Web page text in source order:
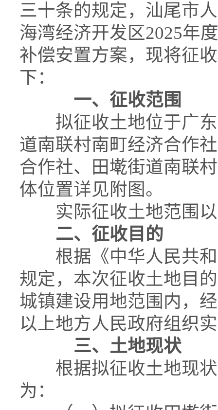
三十条的规定，汕尾市
海湾经济开发区2025年
补偿安置方案，现将征
下：
一、征收范围
拟征收土地位于广东
道南联村南町经济合作
合作社、田墘街道南联
体位置详见附图。
实际征收土地范围以
二、征收目的
根据《中华人民共和
规定，本次征收土地目
城镇建设用地范围内，
以上地方人民政府组织
三、土地现状
根据拟征收土地现状
为：